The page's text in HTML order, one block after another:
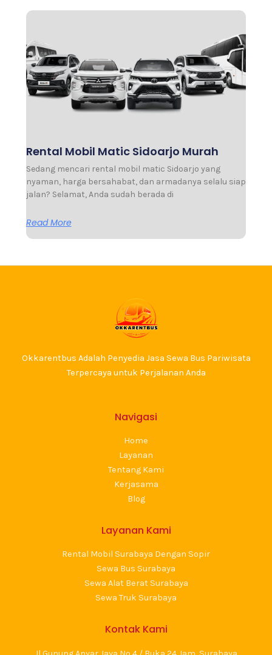
Rental Mobil Matic Sidoarjo Murah
Sedang mencari rental mobil matic Sidoarjo yang
nyaman, harga bersahabat, dan armadanya selalu siap
jalan? Selamat, Anda sudah berada di
Read More
Okkarentbus Adalah Penyedia Jasa Sewa Bus Pariwisata
Terpercaya untuk Perjalanan Anda
Navigasi
Home
Layanan
Tentang Kami
Kerjasama
Blog
Layanan Kami
Rental Mobil Surabaya Dengan Sopir
Sewa Bus Surabaya
Sewa Alat Berat Surabaya
Sewa Truk Surabaya
Kontak Kami